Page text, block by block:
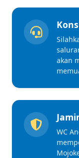
akan
WC